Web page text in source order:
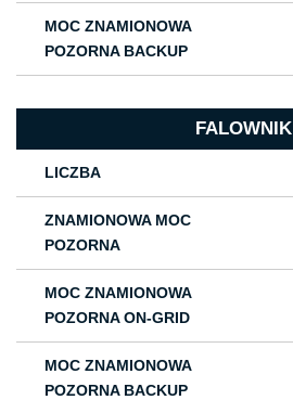
MOC ZNAMIONOWA
POZORNA BACKUP
FALOWNIK
LICZBA
ZNAMIONOWA MOC
POZORNA
MOC ZNAMIONOWA
POZORNA ON-GRID
MOC ZNAMIONOWA
POZORNA BACKUP